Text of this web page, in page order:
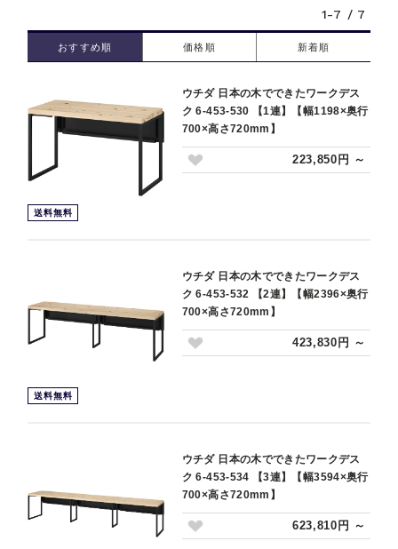
1-7 / 7
おすすめ順 価格順 新着順
送料無料
ウチダ 日本の木でできたワークデス
ク 6-453-530 【1連】【幅1198×奥行
700×高さ720mm】
223,850円 ～
送料無料
ウチダ 日本の木でできたワークデス
ク 6-453-532 【2連】【幅2396×奥行
700×高さ720mm】
423,830円 ～
ウチダ 日本の木でできたワークデス
ク 6-453-534 【3連】【幅3594×奥行
700×高さ720mm】
623,810円 ～